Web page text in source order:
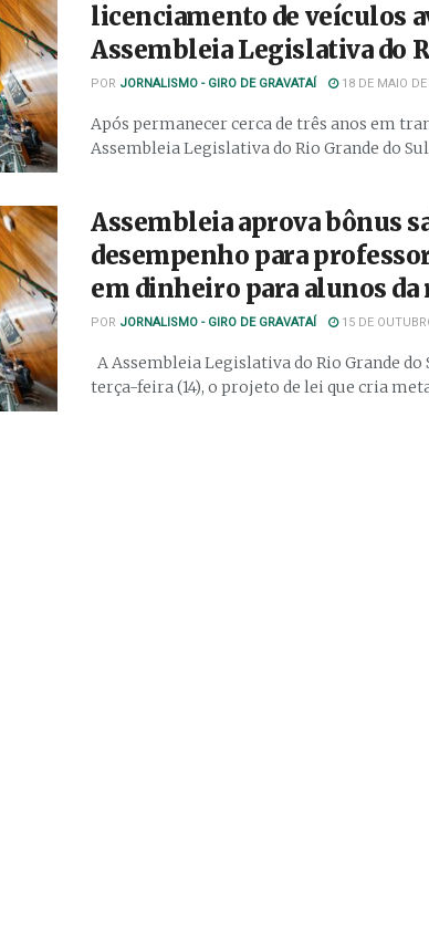
licenciamento de veículos
Assembleia Legislativa do
POR JORNALISMO - GIRO DE GRAVATAÍ 18 DE MAIO DE
Após permanecer cerca de três anos em
Assembleia Legislativa do Rio Grande do
Assembleia aprova bônus
desempenho para
em dinheiro para alunos da
POR JORNALISMO - GIRO DE GRAVATAÍ 15 DE
A Assembleia Legislativa do Rio Grande do
terça-feira (14), o projeto de lei que cria